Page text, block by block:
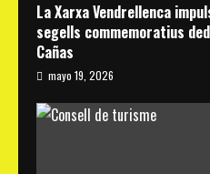
La Xarxa Vendrellenca
segells commemoratius
Cañas
mayo 19, 2026